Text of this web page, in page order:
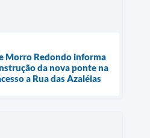
Morro Redondo informa
da nova ponte na
a Rua das Azaléias